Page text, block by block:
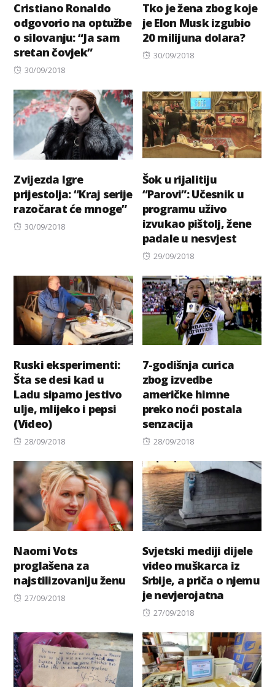
Cristiano Ronaldo
odgovorio na optužbe
o silovanju: “Ja sam
sretan čovjek”
Posted
30/09/2018
Tko je žena zbog koje
je Elon Musk izgubio
20 milijuna dolara?
Posted
30/09/2018
Zvijezda Igre
prijestolja: “Kraj serije
razočarat će mnoge”
Posted
30/09/2018
Šok u rijalitiju
“Parovi”: Učesnik u
programu uživo
izvukao pištolj, žene
padale u nesvjest
Posted
29/09/2018
Ruski eksperimenti:
Šta se desi kad u
Ladu sipamo jestivo
ulje, mlijeko i pepsi
(Video)
Posted
28/09/2018
7-godišnja curica
zbog izvedbe
američke himne
preko noći postala
senzacija
Posted
28/09/2018
Naomi Vots
proglašena za
najstilizovaniju ženu
Posted
27/09/2018
Svjetski mediji dijele
video muškarca iz
Srbije, a priča o njemu
je nevjerojatna
Posted
27/09/2018